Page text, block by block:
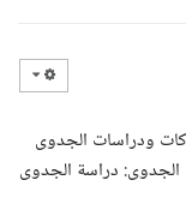
ودراسات الجدوى
دراسة الجدوى